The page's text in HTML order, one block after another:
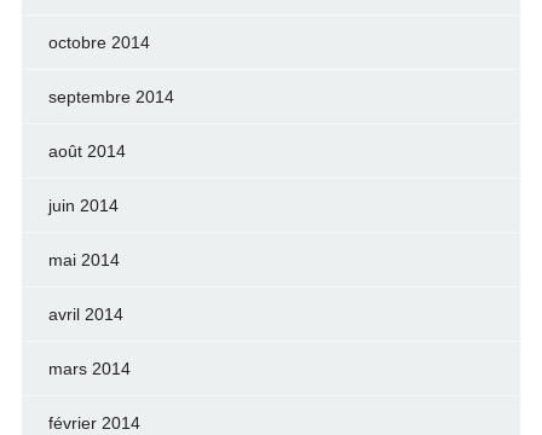
octobre 2014
septembre 2014
août 2014
juin 2014
mai 2014
avril 2014
mars 2014
février 2014